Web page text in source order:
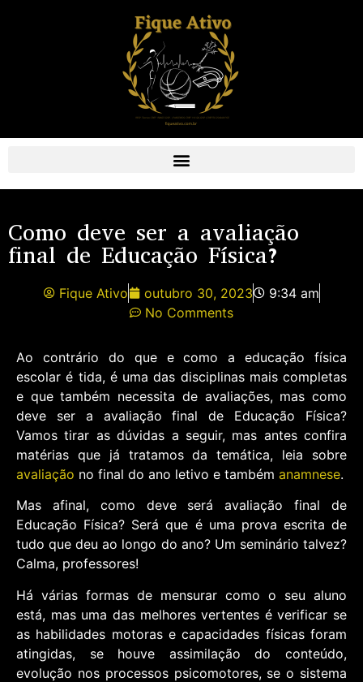
Como deve ser a avaliação
final de Educação Física?
Fique Ativo outubro 30, 2023
9:34 am
No Comments
Ao contrário do que e como a educação física
escolar é tida, é uma das disciplinas mais completas
e que também necessita de avaliações, mas como
deve ser a avaliação final de Educação Física?
Vamos tirar as dúvidas a seguir, mas antes confira
matérias que já tratamos da temática, leia sobre
avaliação no final do ano letivo e também anamnese.
Mas afinal, como deve será avaliação final de
Educação Física? Será que é uma prova escrita de
tudo que deu ao longo do ano? Um seminário talvez?
Calma, professores!
Há várias formas de mensurar como o seu aluno
está, mas uma das melhores vertentes é verificar se
as habilidades motoras e capacidades físicas foram
atingidas, se houve assimilação do conteúdo,
evolução nos processos psicomotores, se o sistema